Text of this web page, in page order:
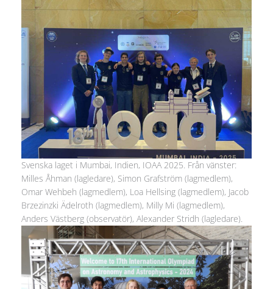
Svenska laget i Mumbai, Indien, IOAA 2025. Från vänster:
Milles Åhman (lagledare), Simon Grafström (lagmedlem),
Omar Wehbeh (lagmedlem), Loa Hellsing (lagmedlem), Jacob
Brzezinzki Ädelroth (lagmedlem), Milly Mi (lagmedlem),
Anders Västberg (observatör), Alexander Stridh (lagledare).